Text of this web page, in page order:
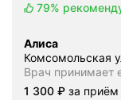
79%
Алиса
Комсомольская
Врач принимает
Цена
1300
1 300 ₽ за приём